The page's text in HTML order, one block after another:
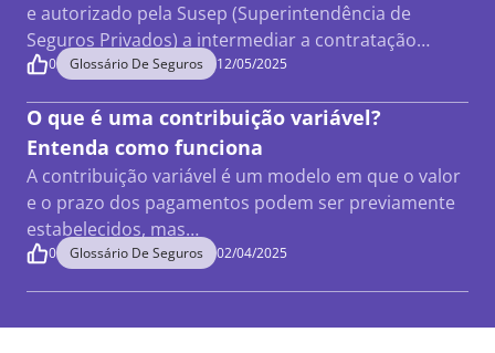
e autorizado pela Susep (Superintendência de
Seguros Privados) a intermediar a contratação…
0 Glossário De Seguros 12/05/2025
O que é uma contribuição variável?
Entenda como funciona
A contribuição variável é um modelo em que o valor
e o prazo dos pagamentos podem ser previamente
estabelecidos, mas…
0 Glossário De Seguros 02/04/2025